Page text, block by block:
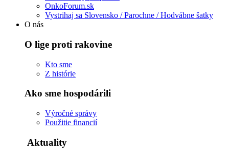
OnkoForum.sk
Vystrihaj sa Slovensko / Parochne / Hodvábne šatky
O nás
O lige proti rakovine
Kto sme
Z histórie
Ako sme hospodárili
Výročné správy
Použitie financií
Aktuality